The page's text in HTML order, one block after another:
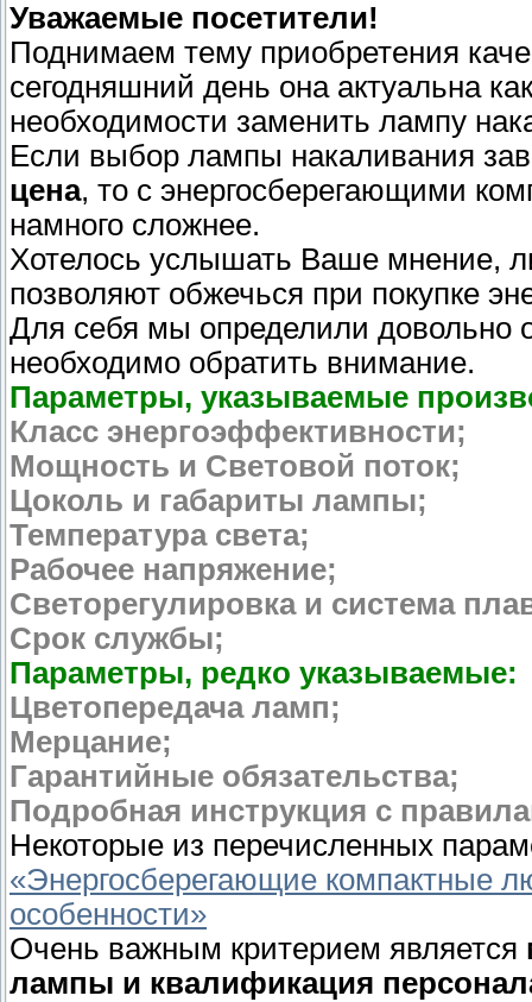
Уважаемые посетители!
Поднимаем тему приобретения
сегодняшний день она актуальна
необходимости заменить лампу
Если выбор лампы накаливания
цена, то с энергосберегающими
намного сложнее.
Хотелось услышать Ваше мнение,
позволяют обжечься при покупке
Для себя мы определили довольно
необходимо обратить внимание.
Параметры, указываемые
Класс энергоэффективности;
Мощность и Световой поток;
Цоколь и габариты лампы;
Температура света;
Рабочее напряжение;
Светорегулировка и система
Срок службы;
Параметры, редко указываемые:
Цветопередача ламп;
Мерцание;
Гарантийные обязательства;
Подробная инструкция с
Некоторые из перечисленных
«Энергосберегающие компактные
особенности»
Очень важным критерием является
лампы и квалификация